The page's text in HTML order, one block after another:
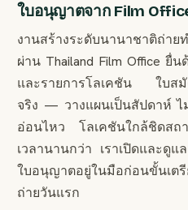
ใบอนุญาตจาก Film
งานสร้างระดับนานาชาติถ่า
ผ่าน Thailand Film Office ยื่
และรายการโลเคชัน ใบสมั
จริง — วางแผนเป็นสัปดาห์
อ่อนไหว โลเคชันใกล้ชิดส
เวลานานกว่า เราเปิดและดู
ใบอนุญาตอยู่ในมือก่อนขั้นเ
ถ่ายวันแรก